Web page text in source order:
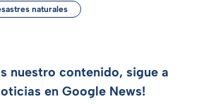
naturales
nuestro contenido, sigue a
en Google News!